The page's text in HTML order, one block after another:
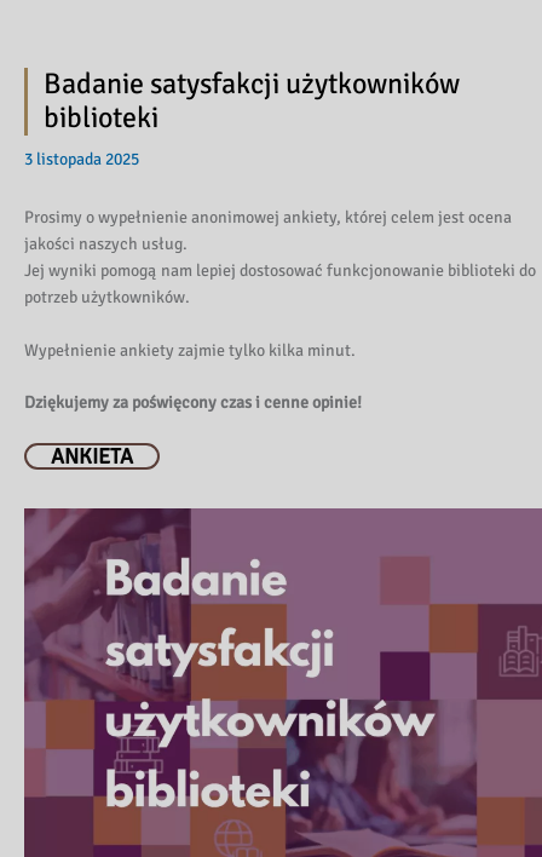
Badanie satysfakcji użytkowników
biblioteki
3 listopada 2025
Prosimy o wypełnienie anonimowej ankiety, której celem jest ocena
jakości naszych usług.
Jej wyniki pomogą nam lepiej dostosować funkcjonowanie biblioteki do
potrzeb użytkowników.
Wypełnienie ankiety zajmie tylko kilka minut.
Dziękujemy za poświęcony czas i cenne opinie!
ANKIETA